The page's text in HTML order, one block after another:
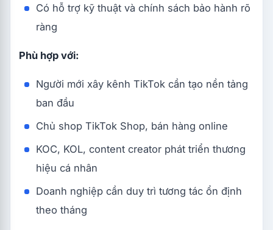
Có hỗ trợ kỹ thuật và chính sách bảo hành rõ
ràng
Phù hợp với:
Người mới xây kênh TikTok cần tạo nền tảng
ban đầu
Chủ shop TikTok Shop, bán hàng online
KOC, KOL, content creator phát triển thương
hiệu cá nhân
Doanh nghiệp cần duy trì tương tác ổn định
theo tháng